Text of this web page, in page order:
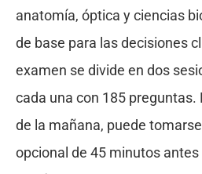
anatomía, óptica y ciencias
de base para las decisiones
examen se divide en dos
cada una con 185 preguntas.
de la mañana, puede
opcional de 45 minutos